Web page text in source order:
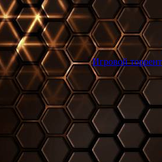
Игровой торрент трекер